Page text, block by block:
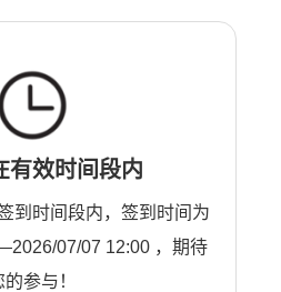
有效时间段内
到时间段内，签到时间为
07/07 12:00 ，期待
的参与！